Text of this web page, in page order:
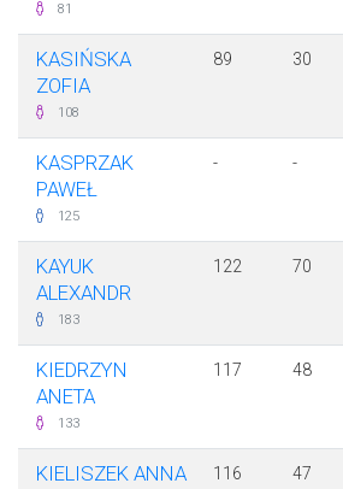
81
KASIŃSKA
ZOFIA
108
89 30
KASPRZAK
PAWEŁ
125
- -
KAYUK
ALEXANDR
183
122 70
KIEDRZYN
ANETA
133
117 48
KIELISZEK ANNA 116 47